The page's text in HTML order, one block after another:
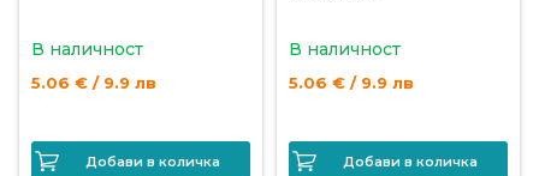
Интернет
Маркетинг
Дизайн
от
В наличност
5.06 € / 9.9 лв
Добави в количка
В наличност
5.06 € / 9.9 лв
Добави в количка